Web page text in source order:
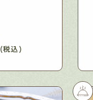
(税込)